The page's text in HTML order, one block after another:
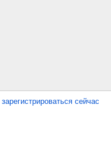
зарегистрироваться сейчас